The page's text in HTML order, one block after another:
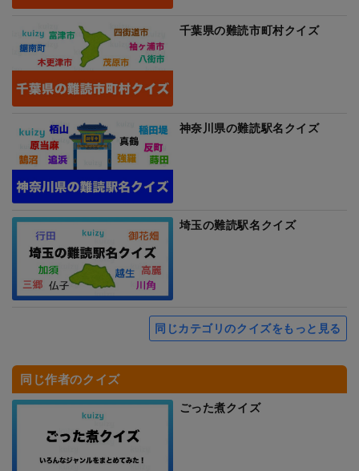
千葉県の難読市町村クイズ
神奈川県の難読駅名クイズ
埼玉の難読駅名クイズ
同じカテゴリのクイズをもっと見る
同じ作者のクイズ
ごった煮クイズ